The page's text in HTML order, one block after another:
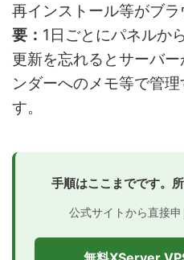
再インストール等がブラ
要： 1日ごとにパネルか
更新を忘れるとサーバ
ンダーへのメモ等で管
す。
手順はここまでです。
公式サイトから直接